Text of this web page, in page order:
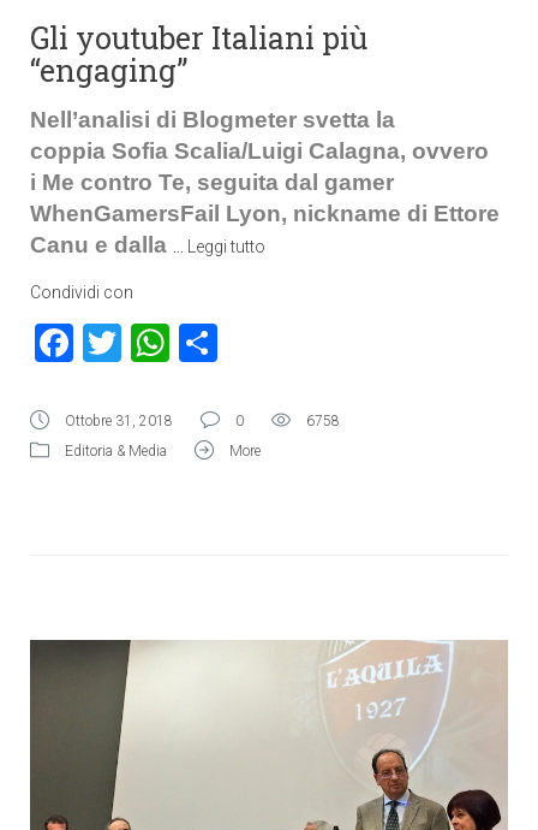
Gli youtuber Italiani più
“engaging”
Nell’analisi di Blogmeter svetta la
coppia Sofia Scalia/Luigi Calagna, ovvero
i Me contro Te, seguita dal gamer
WhenGamersFail Lyon, nickname di Ettore
Canu e dalla
Leggi tutto
Condividi con
Facebook
TwitterWhatsApp
Ottobre 31, 2018 0
6758
Editoria & Media
More